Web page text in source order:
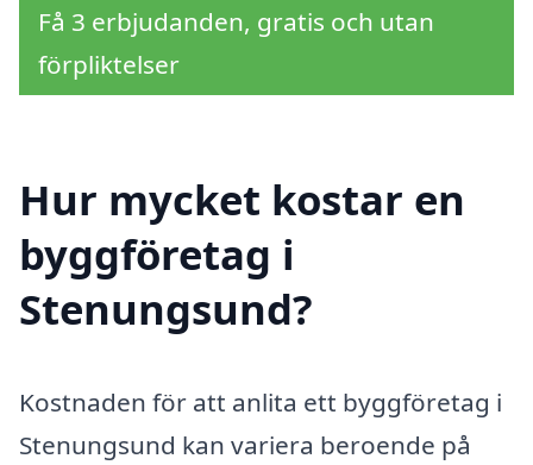
Få 3 erbjudanden, gratis och utan
förpliktelser
Hur mycket kostar en
byggföretag i
Stenungsund?
Kostnaden för att anlita ett byggföretag i
Stenungsund kan variera beroende på